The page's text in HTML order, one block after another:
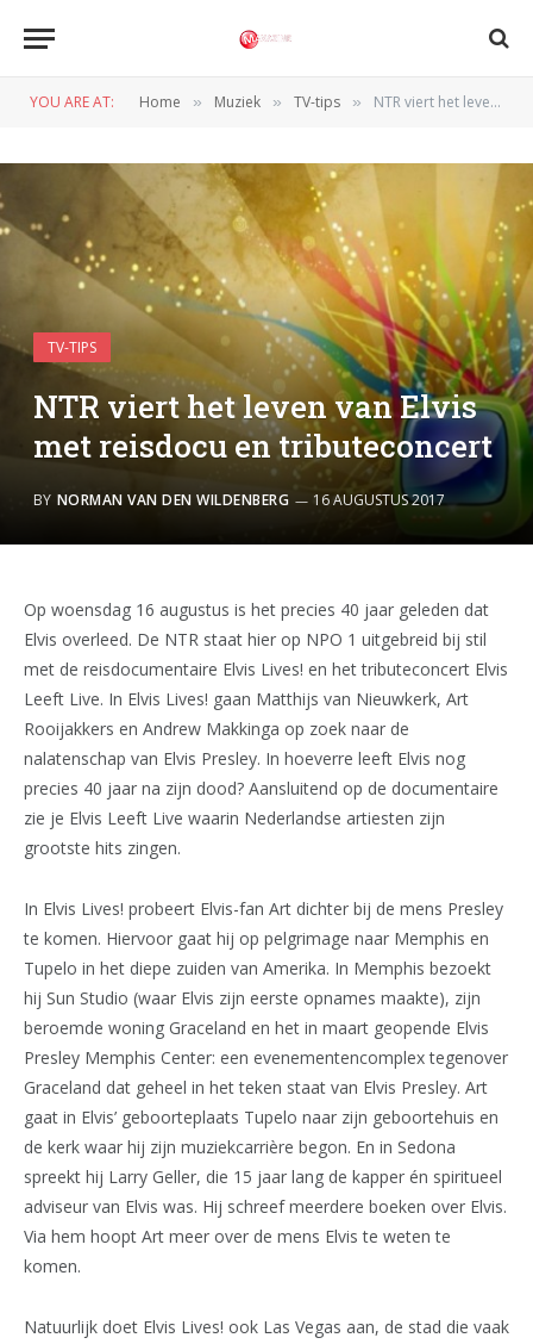
YOU ARE AT: Home » Muziek » TV-tips » NTR viert het leven van Elvis met reisdocu en tributeconcert
TV-TIPS
NTR viert het leven van Elvis
met reisdocu en tributeconcert
BY NORMAN VAN DEN WILDENBERG 16 AUGUSTUS 2017
Op woensdag 16 augustus is het precies 40 jaar geleden dat
Elvis overleed. De NTR staat hier op NPO 1 uitgebreid bij stil
met de reisdocumentaire Elvis Lives! en het tributeconcert Elvis
Leeft Live. In Elvis Lives! gaan Matthijs van Nieuwkerk, Art
Rooijakkers en Andrew Makkinga op zoek naar de
nalatenschap van Elvis Presley. In hoeverre leeft Elvis nog
precies 40 jaar na zijn dood? Aansluitend op de documentaire
zie je Elvis Leeft Live waarin Nederlandse artiesten zijn
grootste hits zingen.
In Elvis Lives! probeert Elvis-fan Art dichter bij de mens Presley
te komen. Hiervoor gaat hij op pelgrimage naar Memphis en
Tupelo in het diepe zuiden van Amerika. In Memphis bezoekt
hij Sun Studio (waar Elvis zijn eerste opnames maakte), zijn
beroemde woning Graceland en het in maart geopende Elvis
Presley Memphis Center: een evenementencomplex tegenover
Graceland dat geheel in het teken staat van Elvis Presley. Art
gaat in Elvis’ geboorteplaats Tupelo naar zijn geboortehuis en
de kerk waar hij zijn muziekcarrière begon. En in Sedona
spreekt hij Larry Geller, die 15 jaar lang de kapper én spiritueel
adviseur van Elvis was. Hij schreef meerdere boeken over Elvis.
Via hem hoopt Art meer over de mens Elvis te weten te
komen.
Natuurlijk doet Elvis Lives! ook Las Vegas aan, de stad die vaak